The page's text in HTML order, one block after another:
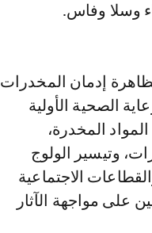
وسلا وفاس.
إدمان المخدرات
الصحية الأولية
المخدرة،
وتيسير الولوج
الاجتماعية
على مواجهة الآثار